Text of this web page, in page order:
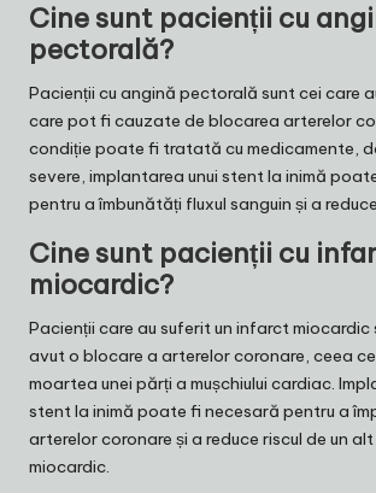
Cine sunt pacienții cu
pectorală?
Pacienții cu angină pectorală sunt cei care
care pot fi cauzate de blocarea arterelor
condiție poate fi tratată cu medicamente,
severe, implantarea unui stent la inimă
pentru a îmbunătăți fluxul sanguin și a
Cine sunt pacienții cu
miocardic?
Pacienții care au suferit un infarct miocardic
avut o blocare a arterelor coronare, ceea
moartea unei părți a mușchiului cardiac.
stent la inimă poate fi necesară pentru a
arterelor coronare și a reduce riscul de un
miocardic.